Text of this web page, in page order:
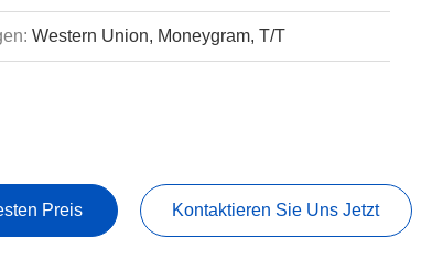
Western Union, Moneygram, T/T
Preis Kontaktieren Sie Uns Jetzt